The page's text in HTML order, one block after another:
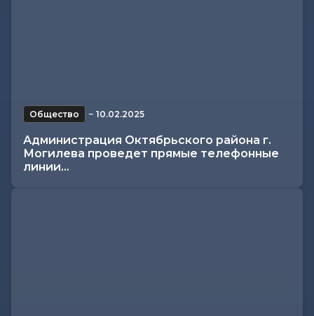
Общество − 10.02.2025
Администрация Октябрьского района г.
Могилева проведет прямые телефонные
линии...